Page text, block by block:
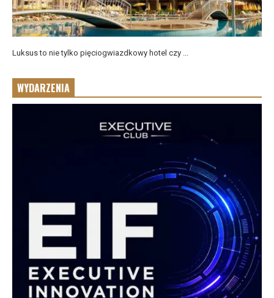
Luksus to nie tylko pięciogwiazdkowy hotel czy ...
WYDARZENIA